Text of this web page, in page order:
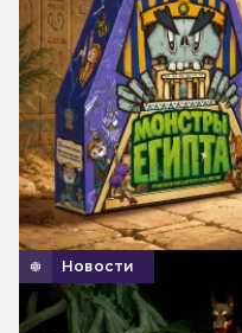
Новости